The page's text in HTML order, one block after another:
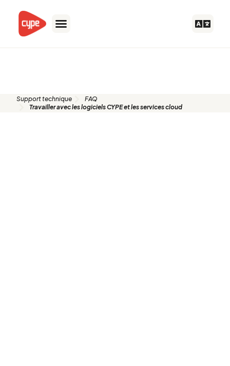
contenu
Support technique
FAQ
Travailler avec les logiciels CYPE et les services cloud